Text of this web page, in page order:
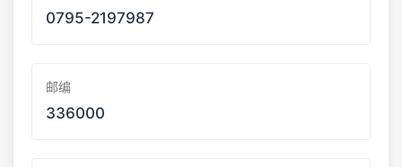
0795-2197987
邮编
336000